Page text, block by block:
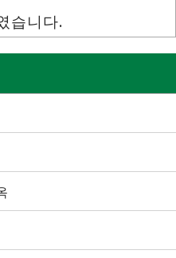
습니다.